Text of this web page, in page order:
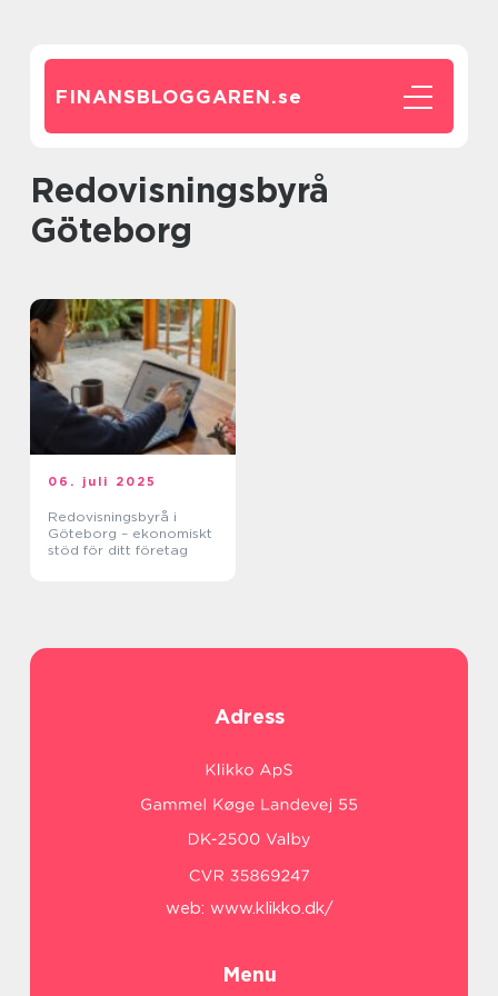
FINANSBLOGGAREN.se
Redovisningsbyrå
Göteborg
06. juli 2025
Redovisningsbyrå i
Göteborg – ekonomiskt
stöd för ditt företag
Adress
web: www.klikko.dk/
Menu